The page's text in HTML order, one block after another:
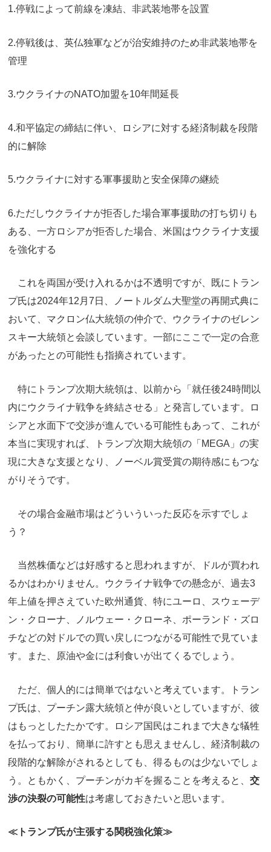
1.停戦によって前線を凍結、非武装地帯を設置
2.停戦後は、英仏独軍などが治安維持のため非武装地帯を
管理
3.ウクライナのNATO加盟を10年間延長
4.和平協定の締結に伴い、ロシアに対する経済制裁を段階
的に解除
5.ウクライナに対する軍事援助と安全保障の継続
6.ただしウクライナが拒否した場合軍事援助の打ち切りも
ある、一方ロシアが拒否した場合、米国はウクライナ支援
を強化する
これを両国が受け入れるかは不透明ですが、既にトラン
プ氏は2024年12月7日、ノートルダム大聖堂の再開式典に
おいて、マクロン仏大統領の仲介で、ウクライナのゼレン
スキー大統領と会談しています。一部にここで一定の合意
があったとの可能性も指摘されています。
特にトランプ次期大統領は、以前から「就任後24時間以
内にウクライナ戦争を終結させる」と発言しています。ロ
シアと水面下で交渉が進んでいる可能性もあって、これが
本当に実現すれば、トランプ次期大統領の「MEGA」の実
現に大きな支援となり、ノーベル賞受賞の期待感にもつな
がりそうです。
その場合金融市場はどういういった反応を示すでしょ
う？
当然株価などは好感すると思われますが、ドルが買われ
るかはわかりません。ウクライナ戦争での懸念が、過去3
年上値を押さえていた欧州通貨、特にユーロ、スウェーデ
ン・クローナ、ノルウェー・クローネ、ポーランド・ズロ
チなどの対ドルでの買い戻しにつながる可能性で見ていま
す。また、原油や金には利食いが出てくるでしょう。
ただ、個人的には簡単ではないと考えています。トラン
プ氏は、プーチン露大統領と仲が良いとしていますが、彼
はもっとしたたかです。ロシア国民はこれまで大きな犠牲
を払っており、簡単に許すとも思えませんし、経済制裁の
段階的な解除がされるとしても、得るものは少ないでしょ
う。ともかく、プーチンがカギを握ることを考えると、 交
渉の決裂の可能性は考慮しておきたいと思います。
≪トランプ氏が主張する関税強化策≫